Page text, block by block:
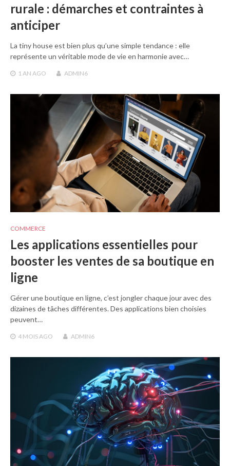
rurale : démarches et contraintes à
anticiper
La tiny house est bien plus qu’une simple tendance : elle
représente un véritable mode de vie en harmonie avec…
1 AN AGO ADMIN6
COMMERCE
Les applications essentielles pour
booster les ventes de sa boutique en
ligne
Gérer une boutique en ligne, c’est jongler chaque jour avec des
dizaines de tâches différentes. Des applications bien choisies
peuvent…
4 MOIS AGO ADMIN6